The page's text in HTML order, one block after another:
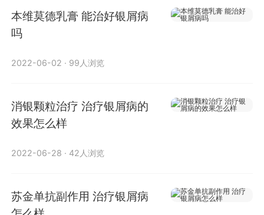
本维莫德乳膏 能治好银屑病
吗
2022-06-02 · 99人浏览
消银颗粒治疗 治疗银屑病的
效果怎么样
2022-06-28 · 42人浏览
苏金单抗副作用 治疗银屑病